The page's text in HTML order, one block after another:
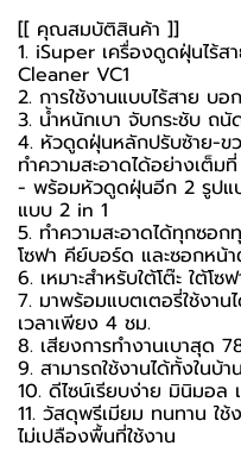
[[ คุณสมบัติสินค้า ]]
1. iSuper เครื่องดูดฝุ่นไร้
Cleaner VC1
2. การใช้งานแบบไร้สาย บอ
3. น้ำหนักเบา จับกระชับ ถ
4. หัวดูดฝุ่นหลักปรับซ้าย-ข
ทำความสะอาดได้อย่างเต็มที่
- พร้อมหัวดูดฝุ่นอีก 2 รูปแ
แบบ 2 in 1
5. ทำความสะอาดได้ทุกซอ
โซฟา คีย์บอร์ด และซอกหน้
6. เหมาะสำหรับใต้โต๊ะ ใต้โ
7. มาพร้อมแบตเตอรี่ใช้งาน
เวลาเพียง 4 ชม.
8. เสียงการทำงานเบาสุด
9. สามารถใช้งานได้ทั้งในบ้
10. ดีไซน์เรียบง่าย มินิมอล
11. วัสดุพรีเมียม ทนทาน ใ
ไม่เปลืองพื้นที่ใช้งาน